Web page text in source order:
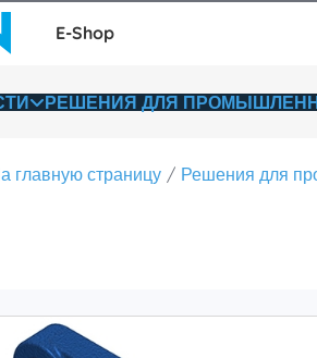
E-Shop
РЕШЕНИЯ ДЛЯ
главную страницу Решения для